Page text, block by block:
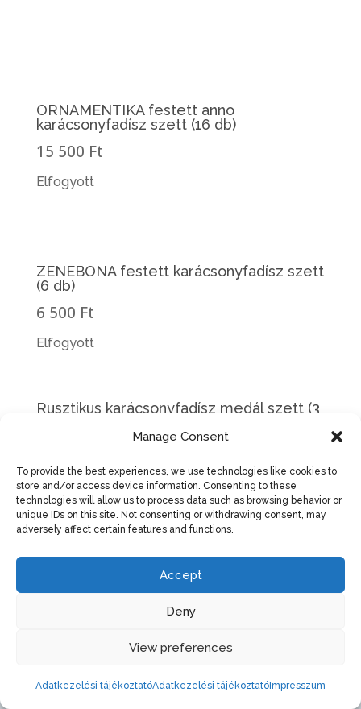
Manage Consent
To provide the best experiences, we use technologies like cookies to
store and/or access device information. Consenting to these
technologies will allow us to process data such as browsing behavior or
unique IDs on this site. Not consenting or withdrawing consent, may
adversely affect certain features and functions.
Accept
Deny
View preferences
Adatkezelési tájékoztatóAdatkezelési tájékoztató Impresszum
ORNAMENTIKA festett anno
karácsonyfadísz szett (16 db)
15 500 Ft
Elfogyott
ZENEBONA festett karácsonyfadísz szett
(6 db)
6 500 Ft
Elfogyott
Rusztikus karácsonyfadísz medál szett (3
Elfogyott